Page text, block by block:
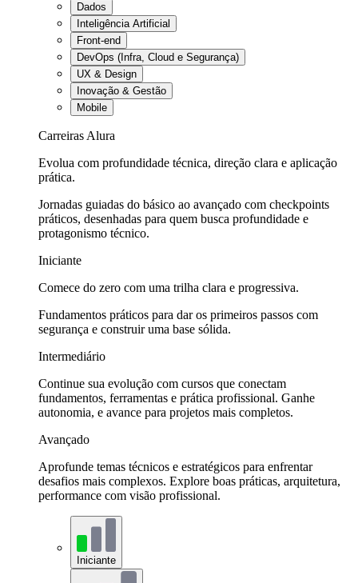
Dados
Inteligência Artificial
Front-end
DevOps (Infra, Cloud e Segurança)
UX & Design
Inovação & Gestão
Mobile
Carreiras Alura
Evolua com profundidade técnica, direção clara e aplicação
prática.
Jornadas guiadas do básico ao avançado com checkpoints
práticos, desenhadas para quem busca profundidade e
protagonismo técnico.
Iniciante
Comece do zero com uma trilha clara e progressiva.
Fundamentos práticos para dar os primeiros passos com
segurança e construir uma base sólida.
Intermediário
Continue sua evolução com cursos que conectam
fundamentos, ferramentas e prática profissional. Ganhe
autonomia, e avance para projetos mais completos.
Avançado
Aprofunde temas técnicos e estratégicos para enfrentar
desafios mais complexos. Explore boas práticas, arquitetura,
performance com visão profissional.
Iniciante